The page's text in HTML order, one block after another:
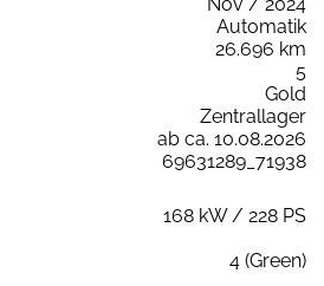
Automatik
26.696 km
5
Gold
Zentrallager
ab ca. 10.08.2026
69631289_71938
168 kW / 228 PS
4 (Green)